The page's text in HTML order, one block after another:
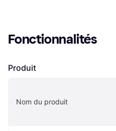
Fonctionnalités
Produit
Nom du produit